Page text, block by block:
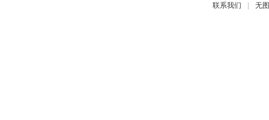
联系我们 | 无